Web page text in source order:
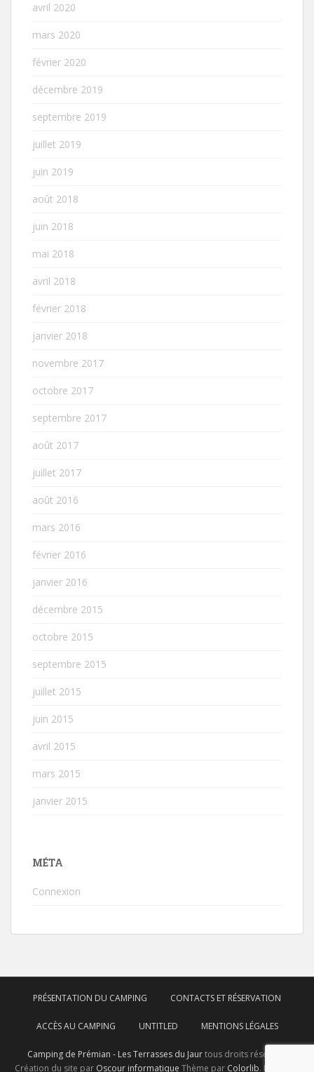
avril 2020
mars 2020
février 2020
décembre 2019
septembre 2019
juillet 2019
juin 2019
août 2018
juin 2018
mai 2018
avril 2018
février 2018
janvier 2018
novembre 2017
octobre 2017
septembre 2017
août 2017
juillet 2017
août 2016
mars 2016
février 2016
janvier 2016
décembre 2015
octobre 2015
septembre 2015
juillet 2015
juin 2015
avril 2015
mars 2015
janvier 2015
MÉTA
Connexion
PRÉSENTATION DU CAMPING CONTACTS ET RÉSERVATION
ACCÈS AU CAMPING UNTITLED MENTIONS LÉGALES
Camping de Prémian - Les Terrasses du Jaurtous droits réservés.
Création du site par Oscour informatique Thème par Colorlib. Propulsé